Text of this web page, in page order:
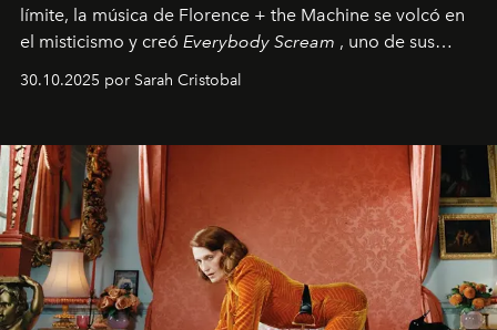
límite, la música de Florence + the Machine se volcó en
el misticismo y creó Everybody Scream , uno de sus
álbumes más profundos hasta la fecha.
30.10.2025 por Sarah Cristobal